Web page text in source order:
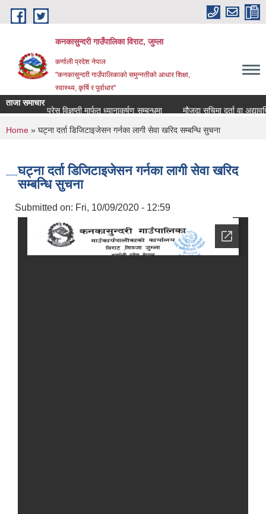
Skip to main content
कनकासुन्दरी गाउँपालिका विराट, जुम्ला
कर्णाली प्रदेश नेपाल
"कनकासुन्दरी गाउँपालिकाको समुन्नतीको आधार शिक्षा,
स्वास्थ्य, कृर्षि र पूर्वाधार"
ताजा समाचार
प्रेस विज्ञप्ती मार्फत ध्यानाकर्षण सम्बन्धमा
मौजुदा सुचिमा दर्ता वा
You are here
Home » घट्ना दर्ता डिजिटाइजेसन गर्नका लागी सेवा खरिद सम्बन्धि सुचना
घट्ना दर्ता डिजिटाइजेसन गर्नका लागी सेवा खरिद
सम्बन्धि सुचना
Submitted on: Fri, 10/09/2020 - 12:59